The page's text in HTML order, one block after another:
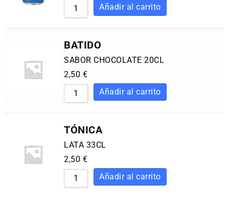
BATIDO
SABOR CHOCOLATE 20CL
2,50 €
TÓNICA
LATA 33CL
2,50 €